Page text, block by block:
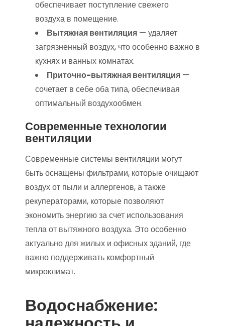
обеспечивает поступление свежего
воздуха в помещение.
Вытяжная вентиляция — удаляет
загрязненный воздух, что особенно важно в
кухнях и ванных комнатах.
Приточно-вытяжная вентиляция —
сочетает в себе оба типа, обеспечивая
оптимальный воздухообмен.
Современные технологии
вентиляции
Современные системы вентиляции могут
быть оснащены фильтрами, которые очищают
воздух от пыли и аллергенов, а также
рекуператорами, которые позволяют
экономить энергию за счет использования
тепла от вытяжного воздуха. Это особенно
актуально для жилых и офисных зданий, где
важно поддерживать комфортный
микроклимат.
Водоснабжение: